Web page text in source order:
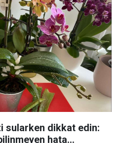
sularken dikkat edin:
hata...